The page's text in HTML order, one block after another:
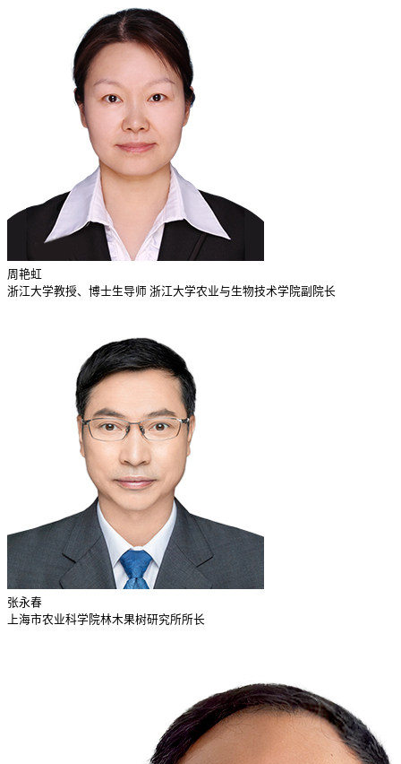
周艳虹
浙江大学教授、博士生导师 浙江大学农业与生物技术学院副院长
张永春
上海市农业科学院林木果树研究所所长